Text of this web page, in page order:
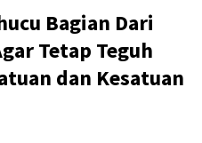
Bagian Dari
Tetap Teguh
dan Kesatuan